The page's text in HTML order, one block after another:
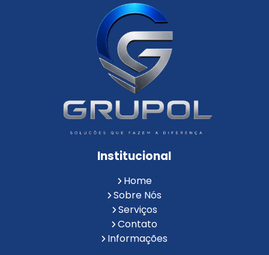
Empresa de Instalação de Câmeras de Segurança
Empresa de Limpeza e Portaria
Empresas de Limpeza de Condomínios
Empresas de Monitoramento Cftv
Facility Terceirização
Instalação de Cftv
Instalação de Cercas Elétricas Residenciais
Monitoramento de Alarme 24 Horas
Portaria e Limpeza
Portaria Inteligente
Portaria Remota
Reconhecimento Facial em Condomínios
Reconhecimento Facial para Condomínios
Reconhecimento Facial para Portaria
Reconhecimento Facial Portaria
Serviço de Limpeza Terceirizado
Serviço de Portaria e Limpeza
Institucional
Home
Sobre Nós
Serviços
Contato
Informações